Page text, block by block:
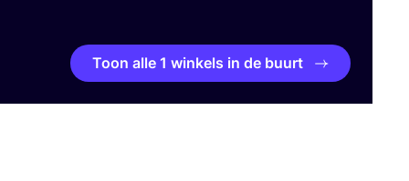
Toon alle 1 winkels in de buurt